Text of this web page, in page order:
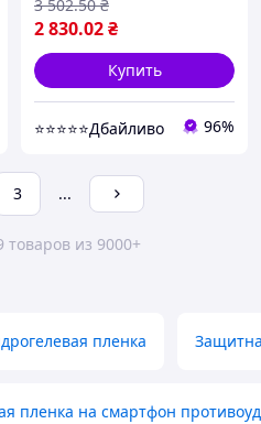
2 830.02₴
3 502.50 ₴
Купить
⭐⭐⭐⭐⭐Дбайливо 96%
3 ...
товаров из 9000+
пленка
пленка на смартфон